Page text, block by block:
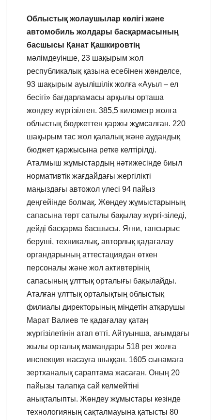
Облыстық жолаушылар көлігі және
автомобиль жолдары басқармасының
басшысы Қанат Қашкировтің
мәлімдеуінше, 23 шақырым жол
республикалық қазына есебінен жөнделсе,
93 шақырым ауылішілік жолға «Ауыл – ел
бесігі» бағдарламасы арқылы орташа
жөндеу жүргізілген. 385,5 километр жолға
облыстық бюджеттен қаржы жұмсалған. 220
шақырым тас жол қалалық және аудандық
бюджет қаржысына ретке келтірілді.
Аталмыш жұмыстардың нәтижесінде биыл
нормативтік жағдайдағы жергілікті
маңыздағы автожол үлесі 94 пайыз
деңгейінде болмақ. Жөндеу жұмыстарының
сапасына төрт сатылы бақылау жүргі-зіледі,
дейді басқарма басшысы. Яғни, тапсырыс
беруші, техникалық, авторлық қадағалау
органдарының аттестациядан өткен
персоналы және жол активтерінің
сапасының ұлттық орталығы бақылайды.
Аталған ұлттық орталықтың облыстық
филиалы директорының міндетін атқарушы
Марат Валиев те қадағалау қатаң
жүргізілетінін атап өтті. Айтуынша, ағымдағы
жылы орталық мамандары 518 рет жолға
инспекция жасауға шыққан. 1605 сынамаға
зертханалық сараптама жасаған. Оның 20
пайызы талапқа сай келмейтіні
анықталыпты. Жөндеу жұмыстары кезінде
технологияның сақталмауына қатысты 80